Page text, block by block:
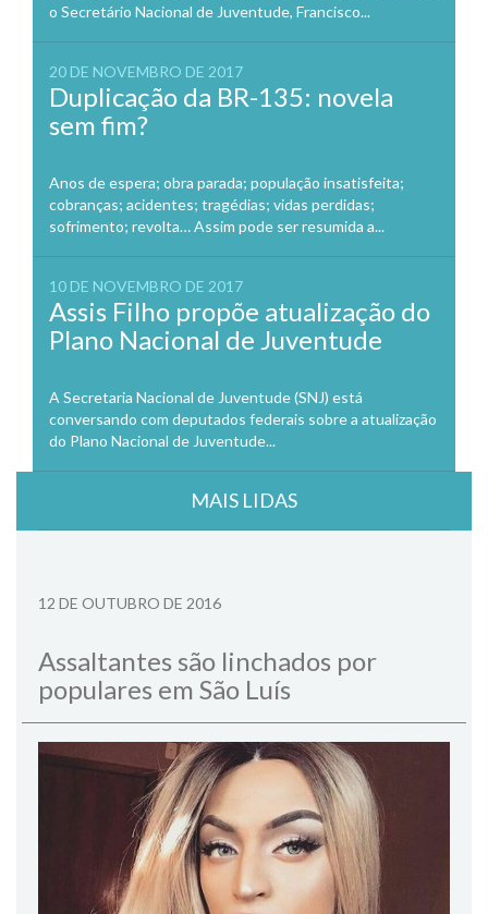
o Secretário Nacional de Juventude, Francisco...
20 DE NOVEMBRO DE 2017
Duplicação da BR-135: novela
sem fim?
Anos de espera; obra parada; população insatisfeita;
cobranças; acidentes; tragédias; vidas perdidas;
sofrimento; revolta… Assim pode ser resumida a...
10 DE NOVEMBRO DE 2017
Assis Filho propõe atualização do
Plano Nacional de Juventude
A Secretaria Nacional de Juventude (SNJ) está
conversando com deputados federais sobre a atualização
do Plano Nacional de Juventude...
MAIS LIDAS
12 DE OUTUBRO DE 2016
Assaltantes são linchados por
populares em São Luís